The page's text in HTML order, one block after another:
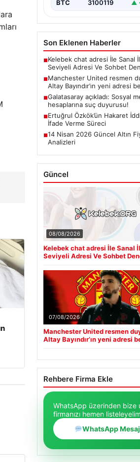
BTC 3100119 ▲
Son Eklenen Haberler
■Kelebek chat adresi İle Sanal
Seviyeli Adresi Ve Sohbet
■Manchester United resmen
Altay Bayındır’ın yeni adresi
■Galatasaray açıkladı: Sosyal
hesaplarına suç duyurusu!
■Ertuğrul Özkök’ün Hakaret
İfade Verme Süreci
■14 Nisan 2026 Güncel Altın
Analizleri
Güncel
08/08/2026
Kelebek chat adresi İle Sanal
Seviyeli Adresi Ve Sohbet
07/08/2026
Manchester United resmen
Altay Bayındır’ın yeni adresi
Rehbere Firma Ekle
WhatsApp üzerinden bize
firmanızı hemen
WhatsApp Mesaj